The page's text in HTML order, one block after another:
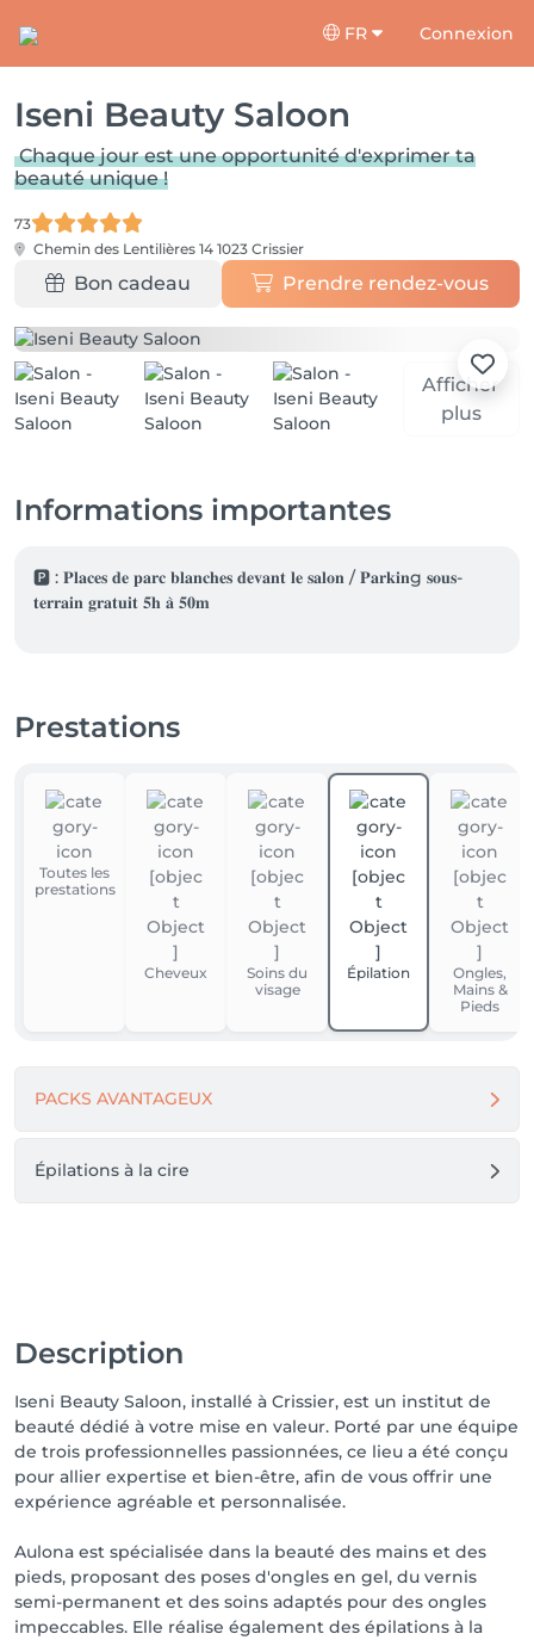
FR Connexion
Iseni Beauty Saloon
Chaque jour est une opportunité d'exprimer ta
beauté unique !
73
Chemin des Lentilières 14 1023 Crissier
Bon cadeau Prendre rendez-vous
Afficher
plus
Informations importantes
🅿️ : 𝐏𝐥𝐚𝐜𝐞𝐬 𝐝𝐞 𝐩𝐚𝐫𝐜 𝐛𝐥𝐚𝐧𝐜𝐡𝐞𝐬 𝐝𝐞𝐯𝐚𝐧𝐭 𝐥𝐞 𝐬𝐚𝐥𝐨𝐧 / 𝐏𝐚𝐫𝐤𝐢𝐧g 𝐬𝐨𝐮𝐬-
𝐭𝐞𝐫𝐫𝐚𝐢𝐧 𝐠𝐫𝐚𝐭𝐮𝐢𝐭 𝟓𝐡 𝐚̀ 𝟓𝟎𝐦
Prestations
Toutes les
prestations
Cheveux
Soins du
visage
Épilation
Ongles,
Mains &
Pieds
PACKS AVANTAGEUX
Épilations à la cire
Description
Iseni Beauty Saloon, installé à Crissier, est un institut de
beauté dédié à votre mise en valeur. Porté par une équipe
de trois professionnelles passionnées, ce lieu a été conçu
pour allier expertise et bien-être, afin de vous offrir une
expérience agréable et personnalisée.
Aulona est spécialisée dans la beauté des mains et des
pieds, proposant des poses d'ongles en gel, du vernis
semi-permanent et des soins adaptés pour des ongles
impeccables. Elle réalise également des épilations à la